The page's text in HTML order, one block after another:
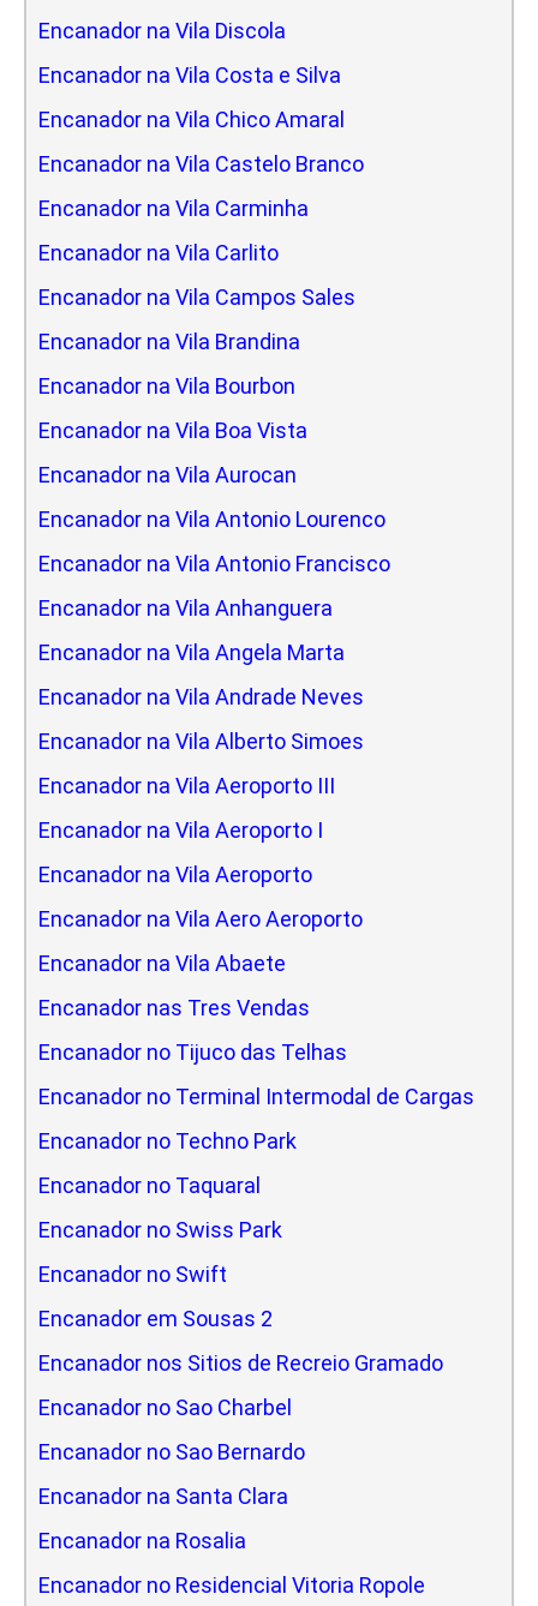
Encanador na Vila Discola
Encanador na Vila Costa e Silva
Encanador na Vila Chico Amaral
Encanador na Vila Castelo Branco
Encanador na Vila Carminha
Encanador na Vila Carlito
Encanador na Vila Campos Sales
Encanador na Vila Brandina
Encanador na Vila Bourbon
Encanador na Vila Boa Vista
Encanador na Vila Aurocan
Encanador na Vila Antonio Lourenco
Encanador na Vila Antonio Francisco
Encanador na Vila Anhanguera
Encanador na Vila Angela Marta
Encanador na Vila Andrade Neves
Encanador na Vila Alberto Simoes
Encanador na Vila Aeroporto III
Encanador na Vila Aeroporto I
Encanador na Vila Aeroporto
Encanador na Vila Aero Aeroporto
Encanador na Vila Abaete
Encanador nas Tres Vendas
Encanador no Tijuco das Telhas
Encanador no Terminal Intermodal de Cargas
Encanador no Techno Park
Encanador no Taquaral
Encanador no Swiss Park
Encanador no Swift
Encanador em Sousas 2
Encanador nos Sitios de Recreio Gramado
Encanador no Sao Charbel
Encanador no Sao Bernardo
Encanador na Santa Clara
Encanador na Rosalia
Encanador no Residencial Vitoria Ropole